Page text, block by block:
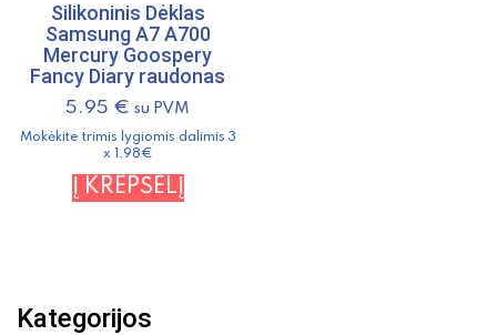
Silikoninis Dėklas
Samsung A7 A700
Mercury Goospery
Fancy Diary raudonas
5.95 € su PVM
Mokėkite trimis lygiomis dalimis 3
x 1.98€
Į KREPŠELĮ
Kategorijos